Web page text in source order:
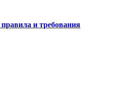
и требования